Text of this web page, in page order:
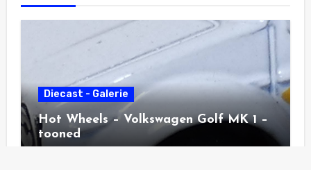
Diecast - Galerie
Hot Wheels – Volkswagen Golf MK 1 –
tooned